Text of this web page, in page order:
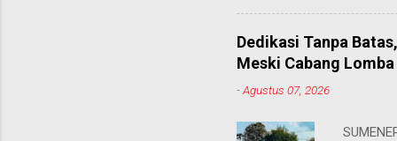
penting
ia
para
dalam
Dedikasi Tanpa
Meski Cabang
-Agustus 07, 2026